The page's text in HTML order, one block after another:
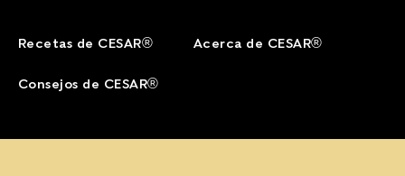
Recetas de CESAR® Acerca de CESAR®
Consejos de CESAR®